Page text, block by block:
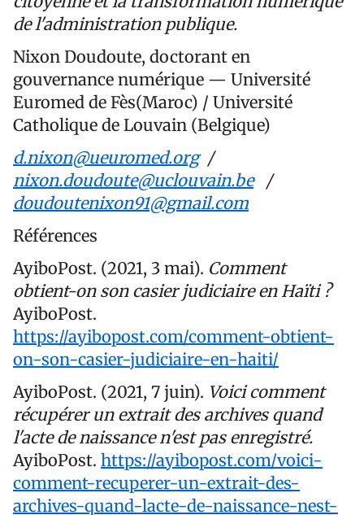
de l'administration publique.
Nixon Doudoute, doctorant en
gouvernance numérique — Université
Euromed de Fès(Maroc) / Université
Catholique de Louvain (Belgique)
d.nixon@ueuromed.org/
nixon.doudoute@uclouvain.be/
doudoutenixon91@gmail.com
Références
AyiboPost. (2021, 3 mai). Comment
obtient-on son casier judiciaire en Haïti ?
AyiboPost.
https://ayibopost.com/comment-obtient-
on-son-casier-judiciaire-en-haiti/
AyiboPost. (2021, 7 juin). Voici comment
récupérer un extrait des archives quand
l'acte de naissance n'est pas enregistré.
AyiboPost. https://ayibopost.com/voici-
comment-recuperer-un-extrait-des-
archives-quand-lacte-de-naissance-nest-